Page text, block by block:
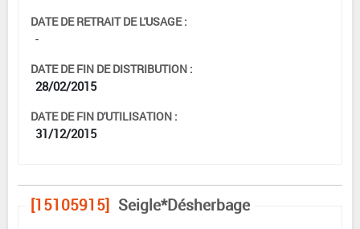
DATE DE RETRAIT DE L'USAGE :
-
DATE DE FIN DE DISTRIBUTION :
28/02/2015
DATE DE FIN D'UTILISATION :
31/12/2015
[15105915] Seigle*Désherbage